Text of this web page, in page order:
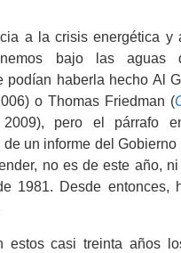
a la crisis energética y
bajo las aguas
podían haberla hecho Al
o Thomas Friedman (
2009), pero el párrafo
un informe del Gobierno
no es de este año,
1981. Desde entonces,
estos casi treinta años